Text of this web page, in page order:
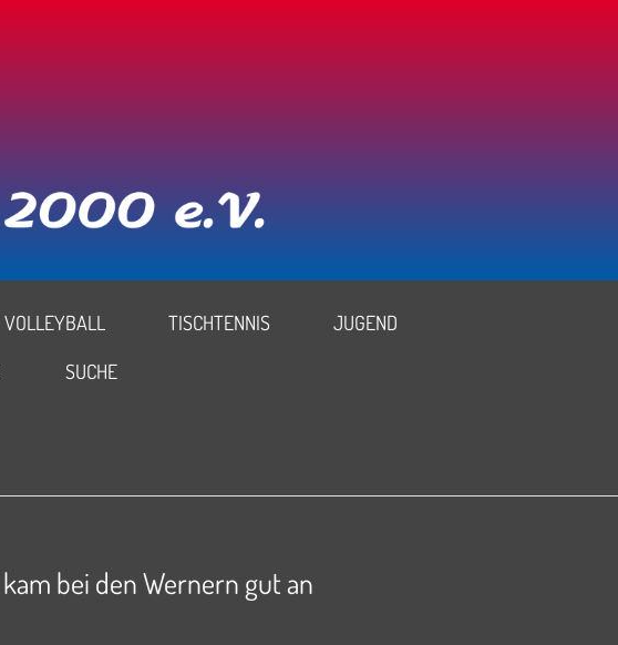
VOLLEYBALL TISCHTENNIS
JUGEND
SUCHE
bei den Wernern gut an